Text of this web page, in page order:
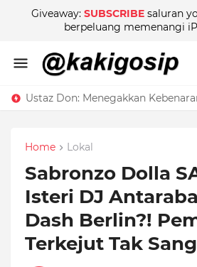
Giveaway: SUBSCRIBE saluran
berpeluang memenangi
Home Lokal
Sabronzo Dolla
Isteri DJ
Dash Berlin?!
Terkejut Tak